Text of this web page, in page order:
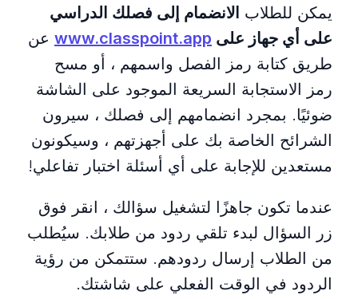
يمكن للطلاب الانضمام إلى فصلك الدراسي
على أي جهاز على www.classpoint.app عن
طريق كتابة رمز الفصل واسمهم ، أو مسح
رمز الاستجابة السريعة الموجود على الشاشة
ضوئيًا. بمجرد انضمامهم إلى فصلك ، سيرون
الشرائح الخاصة بك على أجهزتهم ، وسيكونون
مستعدين للإجابة على أي أسئلة اختبار تفاعلي!
عندما تكون جاهزًا لتشغيل سؤالك ، انقر فوق
زر السؤال لبدء تلقي ردود من طلابك. سيُطلب
من الطلاب إرسال ردودهم. ستتمكن من رؤية
الردود في الوقت الفعلي على شاشتك.